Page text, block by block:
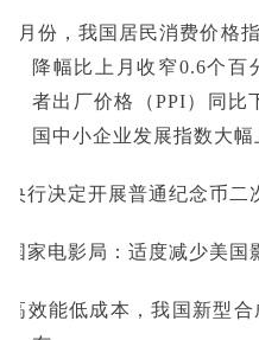
月份，我国居民消费价格
降幅比上月收窄0.6个百
者出厂价格（PPI）同比
国中小企业发展指数大幅
央行决定开展普通纪念币二
国家电影局：适度减少美国
高效能低成本，我国新型